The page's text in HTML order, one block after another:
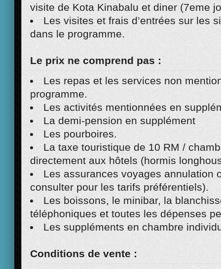
visite de Kota Kinabalu et diner (7eme
Les visites et frais d’entrées sur les
dans le programme.
Le prix ne comprend pas :
Les repas et les services non
programme.
Les activités mentionnées en
La demi-pension en supplément
Les pourboires.
La taxe touristique de 10 RM /
directement aux hôtels (hormis
Les assurances voyages annulation
consulter pour les tarifs préférentiels).
Les boissons, le minibar, la
téléphoniques et toutes les dépenses
Les suppléments en chambre
Conditions de vente :